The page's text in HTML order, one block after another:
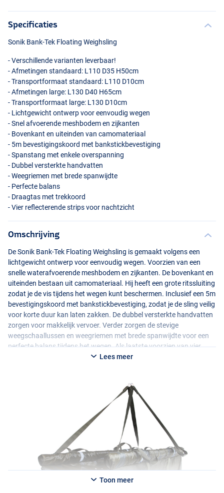
Specificaties
Sonik Bank-Tek Floating Weighsling
- Verschillende varianten leverbaar!
- Afmetingen standaard: L110 D35 H50cm
- Transportformaat standaard: L110 D10cm
- Afmetingen large: L130 D40 H65cm
- Transportformaat large: L130 D10cm
- Lichtgewicht ontwerp voor eenvoudig wegen
- Snel afvoerende meshbodem en zijkanten
- Bovenkant en uiteinden van camomateriaal
- 5m bevestigingskoord met bankstickbevestiging
- Spanstang met enkele overspanning
- Dubbel versterkte handvatten
- Weegriemen met brede spanwijdte
- Perfecte balans
- Draagtas met trekkoord
- Vier reflecterende strips voor nachtzicht
Omschrijving
De Sonik Bank-Tek Floating Weighsling is gemaakt volgens een
lichtgewicht ontwerp voor eenvoudig wegen. Voorzien van een
snelle waterafvoerende meshbodem en zijkanten. De bovenkant en
uiteinden bestaan uit camomateriaal. Hij heeft een grote ritssluiting
zodat je de vis tijdens het wegen kunt beschermen. Inclusief een 5m
bevestigingskoord met bankstickbevestiging, zodat je de sling veilig
voor korte duur kan laten zakken. De dubbel versterkte handvatten
zorgen voor makkelijk vervoer. Verder zorgen de stevige
weegschaallussen en weegriemen met brede spanwijdte voor een
perfecte balans tijdens het wegen. Als laatste voorzien van vier
reflecterende strips en geleverd met draagtas.
Lees meer
Toon meer